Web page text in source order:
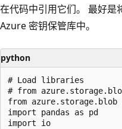
在代码中引用它们。 最好是
Azure 密钥保管库中。
python
# Load libraries
# from
from
import pandas as pd
import io